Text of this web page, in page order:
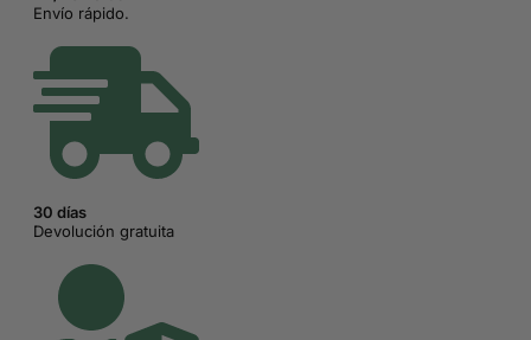
Envío rápido.
30 días
Devolución gratuita